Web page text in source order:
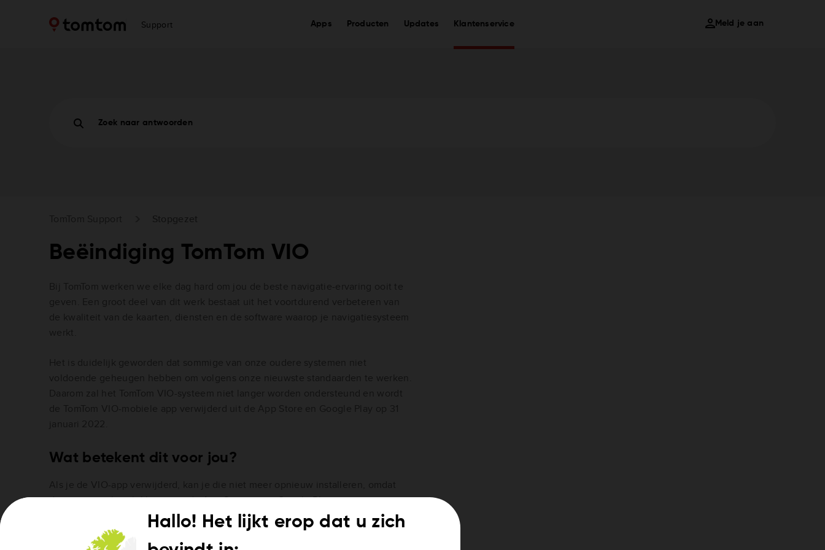
Support Apps Producten Updates Klantenservice Meld je aan
Zoek naar antwoorden
Beëindiging TomTom VIO
Wat betekent dit voor jou?
die niet meer beschikbaar is in de App Store en op Google Play.
Je VIO-systeem en -app kunnen wel nog blijven werken. Maar afhankelijk van je
telefoon en het besturingssysteem kunnen ze in de toekomst ophouden te
Hallo! Het lijkt erop dat u zich